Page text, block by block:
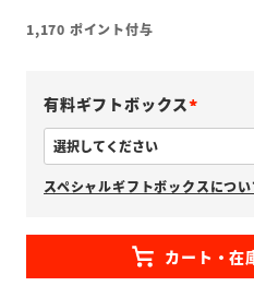
1,170 ポイント付与
有料ギフトボックス
必
須
)
スペシャルギフトボックスにつ